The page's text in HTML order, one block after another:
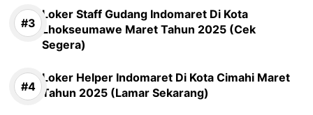
Loker Staff Gudang Indomaret Di Kota
Lhokseumawe Maret Tahun 2025 (Cek
Segera)
Loker Helper Indomaret Di Kota Cimahi Maret
Tahun 2025 (Lamar Sekarang)